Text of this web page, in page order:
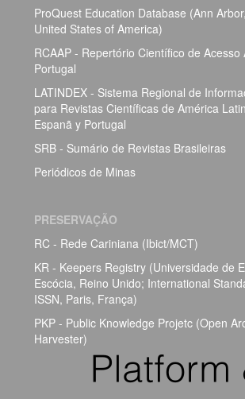
ProQuest Education Database (Ann
United States of America)
RCAAP - Repertório Científico de Acesso
Portugal
LATINDEX - Sistema Regional de
para Revistas Científicas de América
Espanã y Portugal
SRB - Sumário de Revistas Brasileiras
Periódicos de Minas
PRESERVAÇÃO
RC - Rede Cariniana (Ibict/MCT)
KR - Keepers Registry (Universidade de
Escócia, Reino Unido; International
ISSN, Paris, França)
PKP - Public Knowledge Projetc (Open
Harvester)